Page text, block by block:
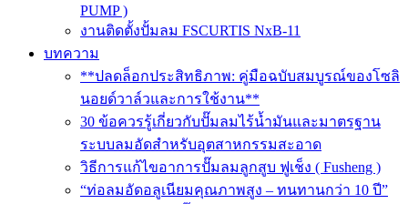
PUMP )
งานติดตั้งปั้มลม FSCURTIS NxB-11
บทความ
**ปลดล็อกประสิทธิภาพ: คู่มือฉบับสมบูรณ์ของโซลิ
นอยด์วาล์วและการใช้งาน**
30 ข้อควรรู้เกี่ยวกับปั๊มลมไร้น้ำมันและมาตรฐาน
ระบบลมอัดสำหรับอุตสาหกรรมสะอาด
วิธีการแก้ไขอาการปั๊มลมลูกสูบ ฟูเช็ง ( Fusheng )
“ท่อลมอัดอลูเนียมคุณภาพสูง – ทนทานกว่า 10 ปี”